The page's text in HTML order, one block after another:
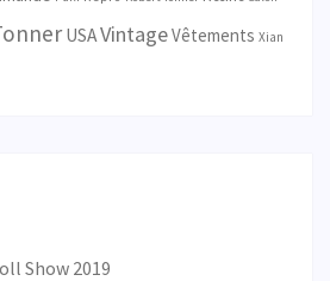
USAVintageVêtements Xian
Show 2019